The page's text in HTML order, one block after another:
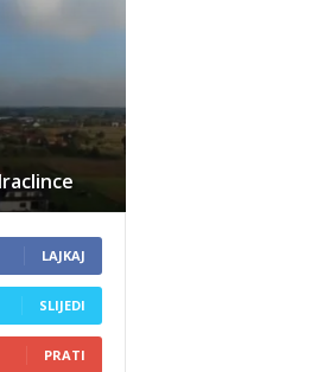
LAJKAJ
SLIJEDI
PRATI